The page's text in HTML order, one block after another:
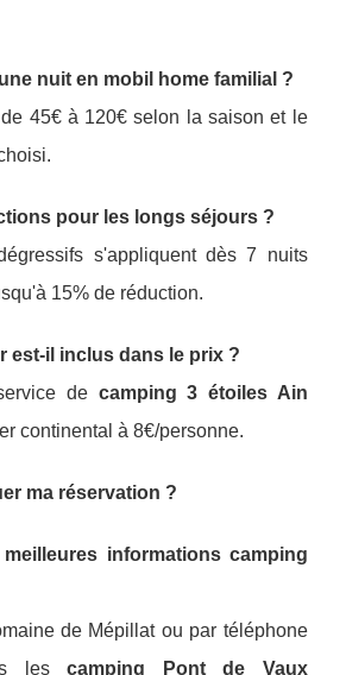
nuit en mobil home familial ?
45€ à 120€ selon la saison et le
pour les longs séjours ?
s'appliquent dès 7 nuits
15% de réduction.
est-il inclus dans le prix ?
de camping 3 étoiles Ain
continental à 8€/personne.
ma réservation ?
informations camping
de Mépillat ou par téléphone
lescamping Pont de Vaux